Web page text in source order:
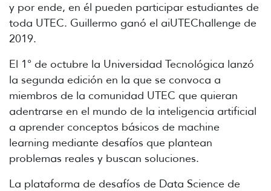
y por ende, en él pueden participar estudiantes de
toda UTEC. Guillermo ganó el aiUTEChallenge de
2019.
El 1° de octubre la Universidad Tecnológica lanzó
la segunda edición en la que se convoca a
miembros de la comunidad UTEC que quieran
adentrarse en el mundo de la inteligencia artificial
a aprender conceptos básicos de machine
learning mediante desafíos que plantean
problemas reales y buscan soluciones.
La plataforma de desafíos de Data Science de